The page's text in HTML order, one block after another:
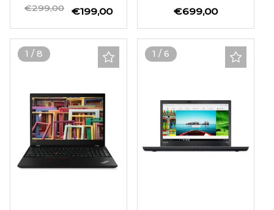
€299,00 €199,00 €699,00
1 / 8 1 / 6